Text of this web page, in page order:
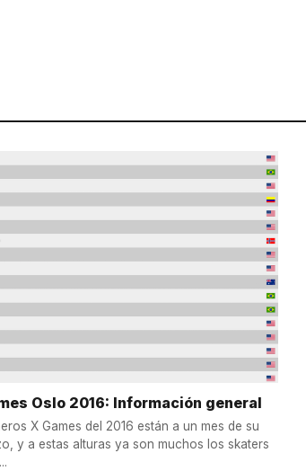
Oslo 2016: Información general
X Games del 2016 están a un mes de su
y a estas alturas ya son muchos los skaters